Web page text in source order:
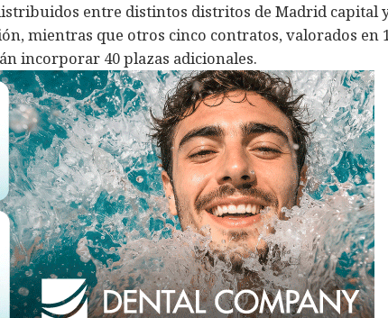
entre distintos distritos de Madrid capital
mientras que otros cinco contratos, valorados en
incorporar 40 plazas adicionales.